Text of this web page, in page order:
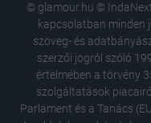
© glamour.hu ©
kapcsolatban minden
szöveg- és
szerzői jogról szóló
értelmében a törvény
szolgáltatások
Parlament és a Tanács